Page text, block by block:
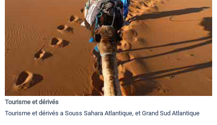
Tourisme et dérivés
Tourisme et dérivés a Souss Sahara Atlantique, et Grand Sud Atlantique